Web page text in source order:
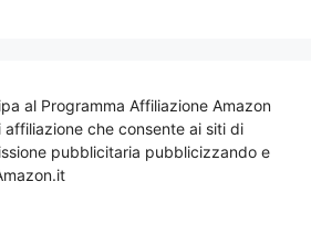
al Programma Affiliazione Amazon
affiliazione che consente ai siti di
pubblicitaria pubblicizzando e